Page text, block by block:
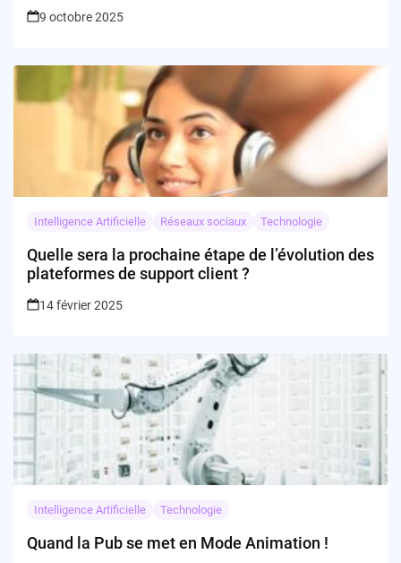
9 octobre 2025
Intelligence Artificielle Réseaux sociaux Technologie
Quelle sera la prochaine étape de l’évolution des
plateformes de support client ?
14 février 2025
Intelligence Artificielle Technologie
Quand la Pub se met en Mode Animation !